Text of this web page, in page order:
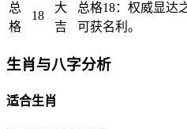
总
格
18
大
吉
总格18：权威显达
可获名利。
生肖与八字分析
适合生肖